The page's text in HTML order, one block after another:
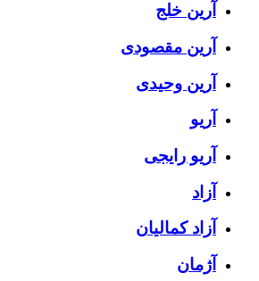
آرین خلج
آرین مقصودی
آرین وحیدی
آریو
آریو رایجی
آزاد
آزاد کمالیان
آژمان